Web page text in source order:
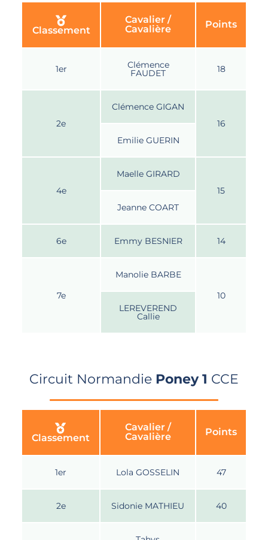
Classement
Cavalier /
Cavalière
Points
1er Clémence
FAUDET 18
2e
Clémence GIGAN
16
Emilie GUERIN
4e
Maelle GIRARD
15
Jeanne COART
6e Emmy BESNIER 14
7e
Manolie BARBE
10
LEREVEREND
Callie
Circuit Normandie Poney 1 CCE
Classement
Cavalier /
Cavalière
Points
1er Lola GOSSELIN 47
2e Sidonie MATHIEU 40